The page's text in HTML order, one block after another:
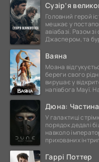
Сузір’я
Головний герой
мешкає у
авіабазі. Разом
Джаспером, та
Ваяна
Моана
береги свого
вирушає у
напівбога Мауї.
Дюна: Частина
У галактиці
порядок дедалі
навколо
прихованих
Гаррі Поттер